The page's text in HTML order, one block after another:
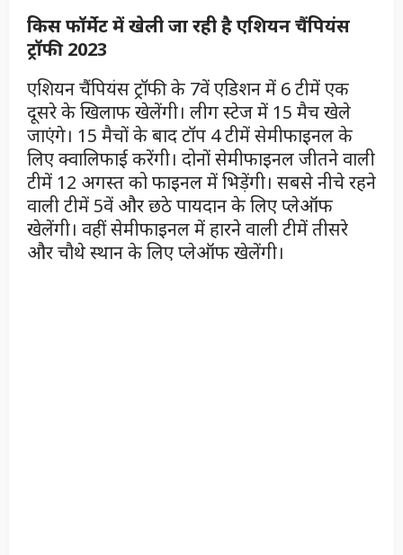
किस फॉर्मेट में खेली जा रही है एशियन चैंपियंस
ट्रॉफी 2023
एशियन चैंपियंस ट्रॉफी के 7वें एडिशन में 6 टीमें एक
दूसरे के खिलाफ खेलेंगी। लीग स्टेज में 15 मैच खेले
जाएंगे। 15 मैचों के बाद टॉप 4 टीमें सेमीफाइनल के
लिए क्वालिफाई करेंगी। दोनों सेमीफाइनल जीतने वाली
टीमें 12 अगस्त को फाइनल में भिड़ेंगी। सबसे नीचे रहने
वाली टीमें 5वें और छठे पायदान के लिए प्लेऑफ
खेलेंगी। वहीं सेमीफाइनल में हारने वाली टीमें तीसरे
और चौथे स्थान के लिए प्लेऑफ खेलेंगी।